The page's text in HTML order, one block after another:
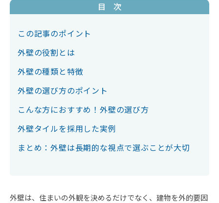
目 次
この記事のポイント
外壁の役割とは
外壁の種類と特徴
外壁の選び方のポイント
こんな方におすすめ！外壁の選び方
外壁タイルを採用した実例
まとめ：外壁は長期的な視点で選ぶことが大切
外壁は、住まいの外観を決めるだけでなく、建物を外的要因